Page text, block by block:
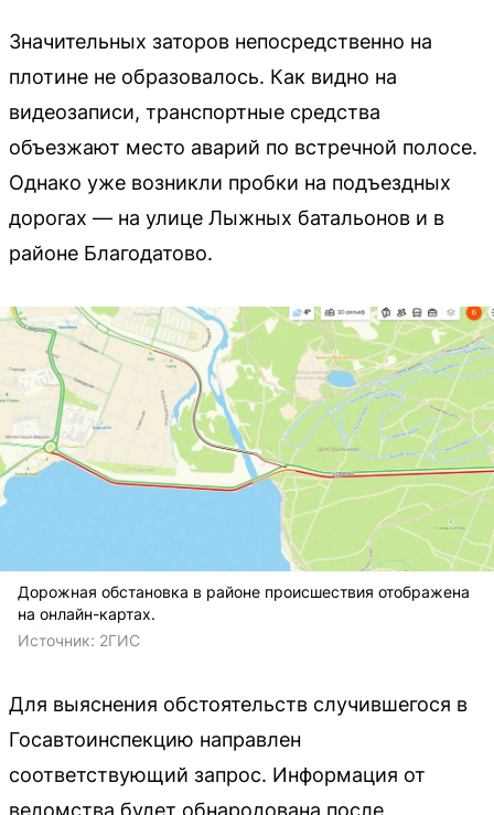
Значительных заторов непосредственно на
плотине не образовалось. Как видно на
видеозаписи, транспортные средства
объезжают место аварий по встречной полосе.
Однако уже возникли пробки на подъездных
дорогах — на улице Лыжных батальонов и в
районе Благодатово.
Дорожная обстановка в районе происшествия отображена
на онлайн-картах.
Источник: 2ГИС
Для выяснения обстоятельств случившегося в
Госавтоинспекцию направлен
соответствующий запрос. Информация от
ведомства будет обнародована после